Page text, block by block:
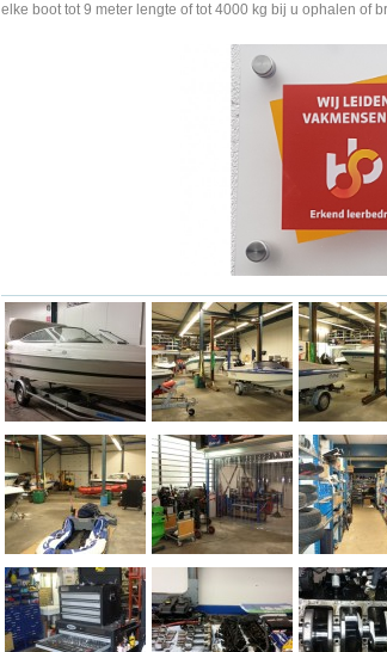
elke boot tot 9 meter lengte of tot 4000 kg bij u ophalen of